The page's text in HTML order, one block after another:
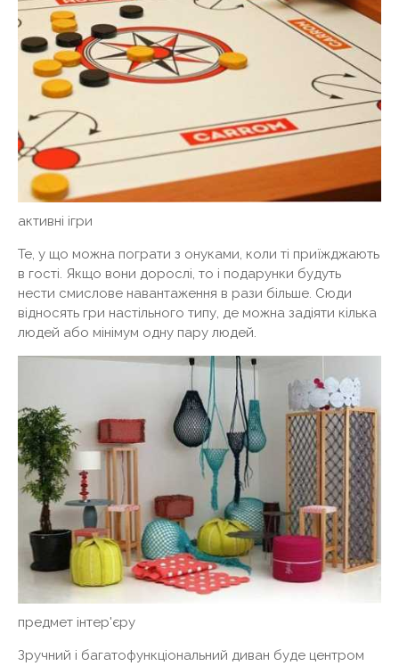
активні ігри
Те, у що можна пограти з онуками, коли ті приїжджають
в гості. Якщо вони дорослі, то і подарунки будуть
нести смислове навантаження в рази більше. Сюди
відносять гри настільного типу, де можна задіяти кілька
людей або мінімум одну пару людей.
предмет інтер'єру
Зручний і багатофункціональний диван буде центром